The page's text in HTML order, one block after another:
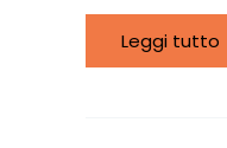
Leggi tutto